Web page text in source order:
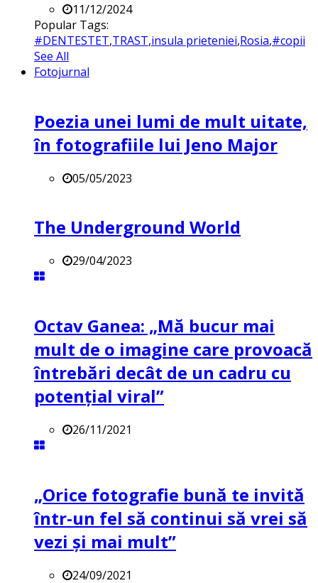
11/12/2024
Popular Tags:
#DENTESTET,TRAST,insula prieteniei,Rosia,#copii
See All
Fotojurnal
Poezia unei lumi de mult uitate,
în fotografiile lui Jeno Major
05/05/2023
The Underground World
29/04/2023
Octav Ganea: „Mă bucur mai
mult de o imagine care provoacă
întrebări decât de un cadru cu
potenţial viral”
26/11/2021
„Orice fotografie bună te invită
într-un fel să continui să vrei să
vezi și mai mult”
24/09/2021